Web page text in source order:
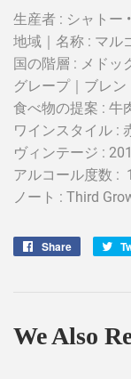
生産者 : シャトー
地域｜名称 : マル
国の階​​層 : メドッ
グレープ｜ブレン
食べ物の提案 : 牛
ワインスタイル :
ヴィンテージ :
アルコール度数 :
ノート : Third
Share
Share
We Also